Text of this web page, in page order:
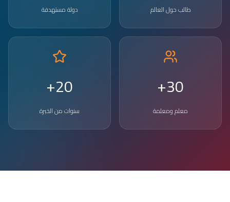
طالب حول العالم دولة مستهدفة
30+
معلم ومعلمة
20+
سنوات من الخبرة